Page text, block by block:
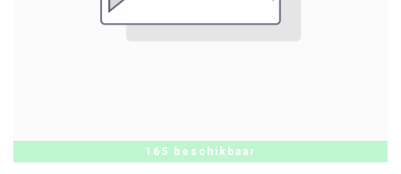
165 beschikbaar